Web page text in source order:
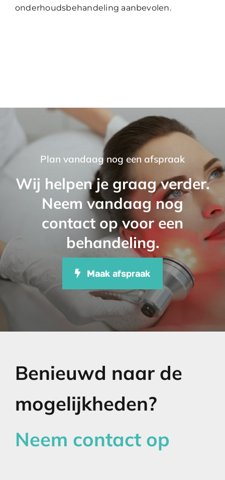
onderhoudsbehandeling aanbevolen.
Plan vandaag nog een afspraak
Wij helpen je graag verder.
Neem vandaag nog
contact op voor een
behandeling.
Maak afspraak
Benieuwd naar de
mogelijkheden?
Neem contact op